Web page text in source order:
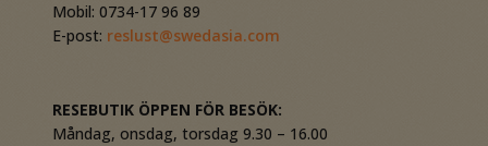
Mobil: 0734-17 96 89
E-post: reslust@swedasia.com
RESEBUTIK ÖPPEN FÖR BESÖK:
Måndag, onsdag, torsdag 9.30 – 16.00